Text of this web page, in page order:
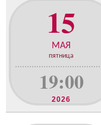
15
МАЯ
пятница
19:00
2026